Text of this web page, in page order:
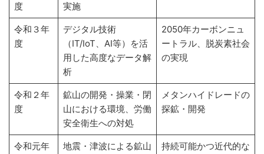
度
実施
令和３年
度
デジタル技術
（IT/IoT、AI等）を活
用した高度なデータ解
析
2050年カーボンニュ
ートラル、脱炭素社会
の実現
令和２年
度
鉱山の開発・操業・閉
山における環境、労働
安全衛生への対処
メタンハイドレードの
探鉱・開発
令和元年
地震・津波による鉱山
持続可能かつ近代的な